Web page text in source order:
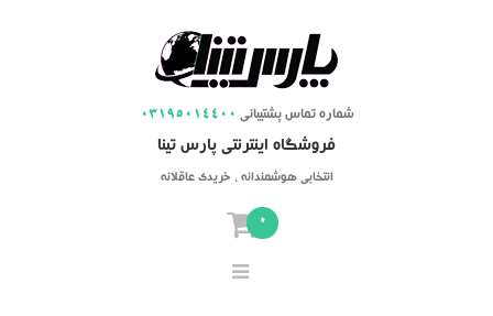
03195014400 شماره تماس پشتیبانی
فروشگاه اینترنتی پارس تینا
انتخابی هوشمندانه ، خریدی عاقلانه
0